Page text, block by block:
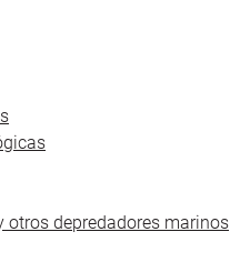
otros depredadores marinos